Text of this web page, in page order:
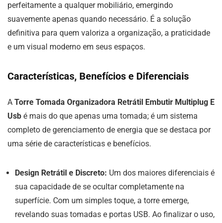
perfeitamente a qualquer mobiliário, emergindo
suavemente apenas quando necessário. É a solução
definitiva para quem valoriza a organização, a praticidade
e um visual moderno em seus espaços.
Características, Benefícios e Diferenciais
A Torre Tomada Organizadora Retrátil Embutir Multiplug E
Usb é mais do que apenas uma tomada; é um sistema
completo de gerenciamento de energia que se destaca por
uma série de características e benefícios.
Design Retrátil e Discreto: Um dos maiores diferenciais é
sua capacidade de se ocultar completamente na
superfície. Com um simples toque, a torre emerge,
revelando suas tomadas e portas USB. Ao finalizar o uso,